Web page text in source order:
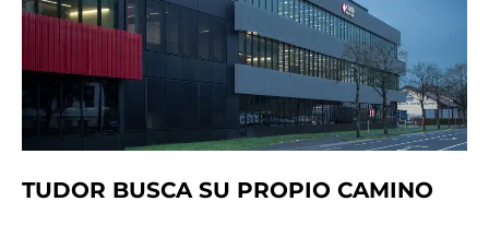
TUDOR BUSCA SU PROPIO CAMINO